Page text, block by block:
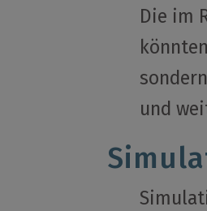
Die im
und